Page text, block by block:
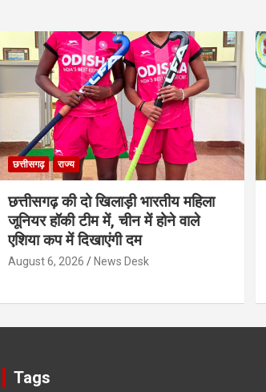
छत्तीसगढ़ राज्य
छत्तीसगढ़ की दो खिलाड़ी भारतीय महिला
जूनियर हॉकी टीम में, चीन में होने वाले
एशिया कप में दिखाएंगी दम
August 6, 2026 News Desk
Tags